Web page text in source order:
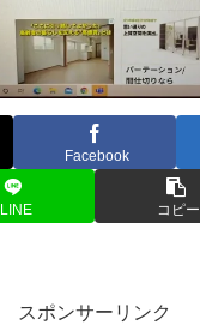
Facebook
LINE コピー
スポンサーリンク